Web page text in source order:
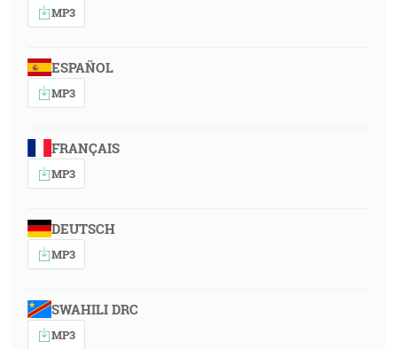
MP3
ESPAÑOL
MP3
FRANÇAIS
MP3
DEUTSCH
MP3
SWAHILI DRC
MP3